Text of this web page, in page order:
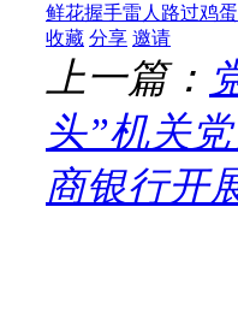
鲜花握手雷人 路过鸡蛋
收藏 分享 邀请
上一篇：
头”机关
商银行开